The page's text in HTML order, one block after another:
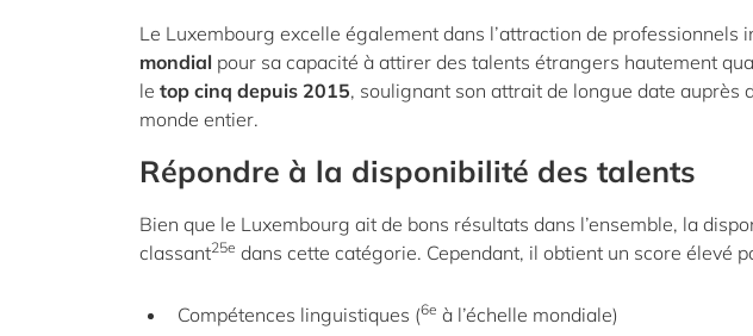
Le Luxembourg excelle également dans l’attraction de professionnels
mondial pour sa capacité à attirer des talents étrangers hautement
le top cinq depuis 2015, soulignant son attrait de longue date auprès
monde entier.
Répondre à la disponibilité des talents
Bien que le Luxembourg ait de bons résultats dans l’ensemble, la
classant25e dans cette catégorie. Cependant, il obtient un score élevé
Compétences linguistiques (6e à l’échelle mondiale)